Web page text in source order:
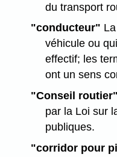
du transport
"conducteur"
véhicule ou
effectif; les
ont un sens
"Conseil routier"
par la Loi sur
publiques.
"corridor pour